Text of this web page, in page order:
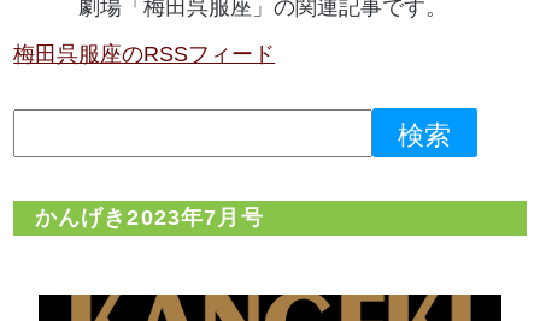
劇場「梅田呉服座」の関連記事です。
梅田呉服座のRSSフィード
かんげき2023年7月号